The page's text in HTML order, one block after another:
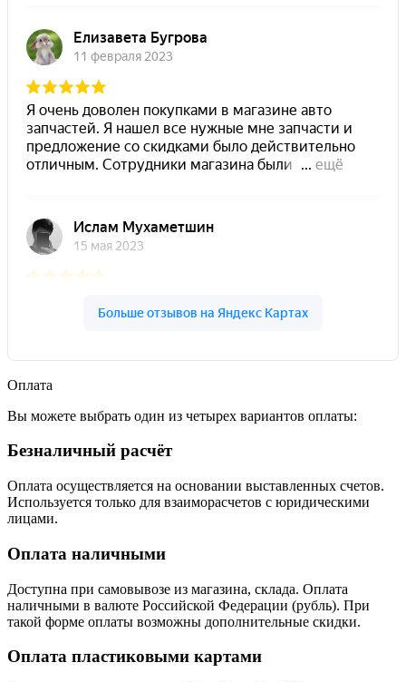
Оплата
Вы можете выбрать один из четырех вариантов оплаты:
Безналичный расчёт
Оплата осуществляется на основании выставленных счетов.
Используется только для взаиморасчетов с юридическими
лицами.
Оплата наличными
Доступна при самовывозе из магазина, склада. Оплата
наличными в валюте Российской Федерации (рубль). При
такой форме оплаты возможны дополнительные скидки.
Оплата пластиковыми картами